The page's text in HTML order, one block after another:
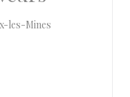
les-Mines